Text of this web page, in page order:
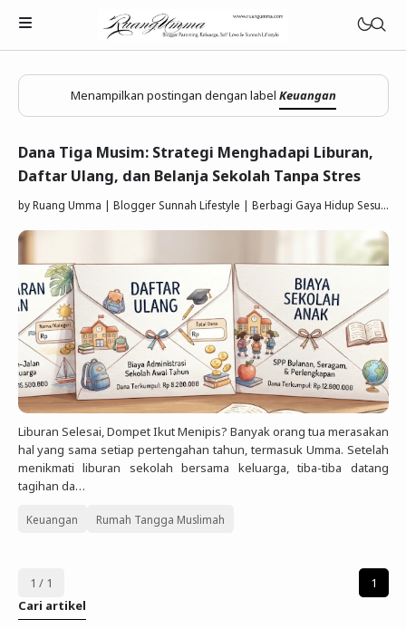
Parenting Islami
Rumah Tangga Muslimah
Refleksi Muslimah
Review & Rekomendasi
Menampilkan postingan dengan label Keuangan
Dana Tiga Musim: Strategi Menghadapi Liburan,
Daftar Ulang, dan Belanja Sekolah Tanpa Stres
byRuang Umma | Blogger Sunnah Lifestyle | Berbagi Gaya Hidup Sesuai Quran Sunnah
Liburan Selesai, Dompet Ikut Menipis? Banyak orang tua merasakan
hal yang sama setiap pertengahan tahun, termasuk Umma. Setelah
menikmati liburan sekolah bersama keluarga, tiba-tiba datang
tagihan da…
Keuangan Rumah Tangga Muslimah
1 / 1
1
Cari artikel